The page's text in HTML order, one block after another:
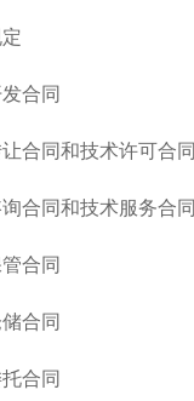
合同
合同和技术许可合同
合同和技术服务合同
合同
合同
合同